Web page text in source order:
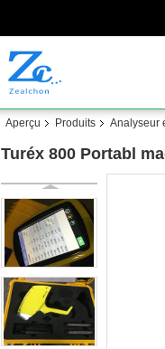
Aperçu Produits Analyseur
Turéx 800 Portabl